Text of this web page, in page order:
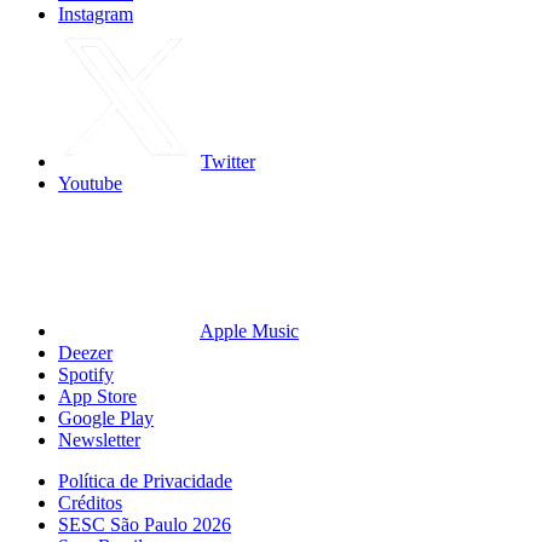
Instagram
Twitter
Youtube
Apple Music
Deezer
Spotify
App Store
Google Play
Newsletter
Política de Privacidade
Créditos
SESC São Paulo 2026